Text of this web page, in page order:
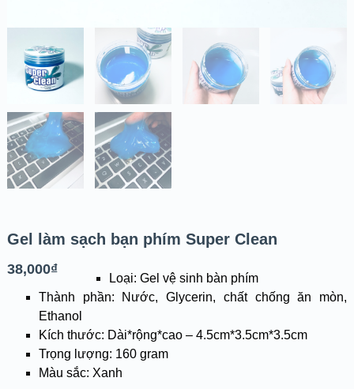
Gel làm sạch bạn phím Super Clean
38,000₫
Loại: Gel vệ sinh bàn phím
Thành phần: Nước, Glycerin, chất chống ăn mòn,
Ethanol
Kích thước: Dài*rộng*cao – 4.5cm*3.5cm*3.5cm
Trọng lượng: 160 gram
Màu sắc: Xanh